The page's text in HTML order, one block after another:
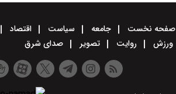
صفحه نخست جامعه سیاست اقتصاد
ورزش
روایت تصویر صدای شرق